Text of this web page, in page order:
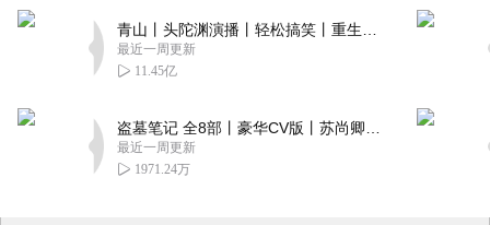
最近一周更新
11.45亿
最近一周更新
1971.24万